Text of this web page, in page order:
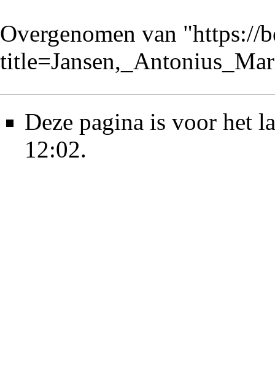
Overgenomen van "https://
Deze pagina is voor het
12:02.